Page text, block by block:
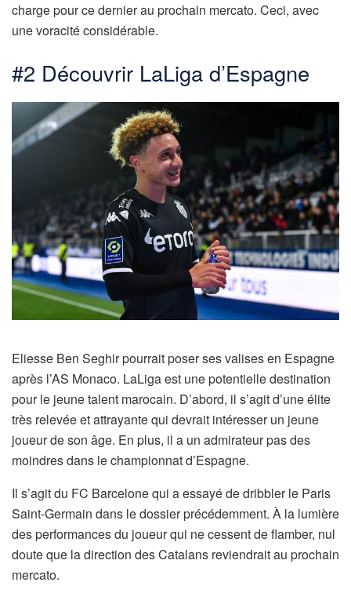
charge pour ce dernier au prochain mercato. Ceci, avec
une voracité considérable.
#2 Découvrir LaLiga d’Espagne
Eliesse Ben Seghir pourrait poser ses valises en Espagne
après l’AS Monaco. LaLiga est une potentielle destination
pour le jeune talent marocain. D’abord, il s’agit d’une élite
très relevée et attrayante qui devrait intéresser un jeune
joueur de son âge. En plus, il a un admirateur pas des
moindres dans le championnat d’Espagne.
Il s’agit du FC Barcelone qui a essayé de dribbler le Paris
Saint-Germain dans le dossier précédemment. À la lumière
des performances du joueur qui ne cessent de flamber, nul
doute que la direction des Catalans reviendrait au prochain
mercato.